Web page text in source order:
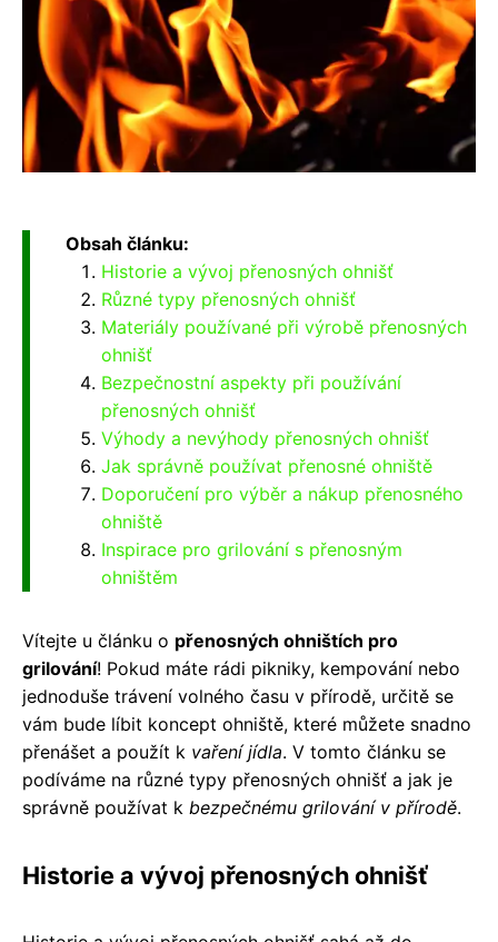
Obsah článku:
Historie a vývoj přenosných ohnišť
Různé typy přenosných ohnišť
Materiály používané při výrobě přenosných
ohnišť
Bezpečnostní aspekty při používání
přenosných ohnišť
Výhody a nevýhody přenosných ohnišť
Jak správně používat přenosné ohniště
Doporučení pro výběr a nákup přenosného
ohniště
Inspirace pro grilování s přenosným
ohništěm
Vítejte u článku o přenosných ohništích pro
grilování! Pokud máte rádi pikniky, kempování nebo
jednoduše trávení volného času v přírodě, určitě se
vám bude líbit koncept ohniště, které můžete snadno
přenášet a použít k vaření jídla. V tomto článku se
podíváme na různé typy přenosných ohnišť a jak je
správně používat k bezpečnému grilování v přírodě.
Historie a vývoj přenosných ohnišť